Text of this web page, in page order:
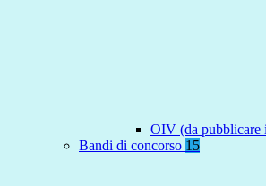
OIV (da pubblicare
Bandi di concorso 15